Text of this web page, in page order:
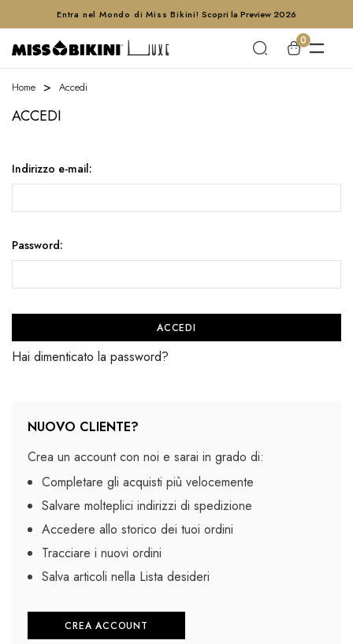
Entra nel Mondo di Miss Bikini! Scopri la Preview 2026
0
Home Accedi
ACCEDI
Indirizzo e-mail:
Password:
Hai dimenticato la password?
NUOVO CLIENTE?
Crea un account con noi e sarai in grado di:
Completare gli acquisti più velocemente
Salvare molteplici indirizzi di spedizione
Accedere allo storico dei tuoi ordini
Tracciare i nuovi ordini
Salva articoli nella Lista desideri
CREA ACCOUNT